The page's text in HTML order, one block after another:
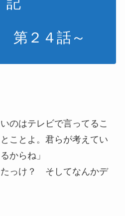
第２４話～
のはテレビで言ってるこ
ことよ。君らが考えてい
からね」
っけ？ そしてなんかデ